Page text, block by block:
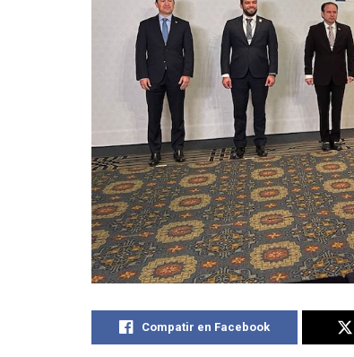
Compatir en Facebook